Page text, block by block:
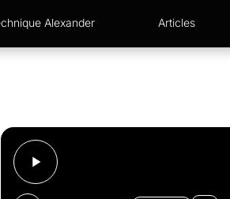
Alexander Articles